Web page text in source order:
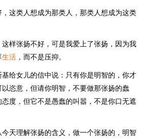
这类人想成为那类人，那类人想成为这类
样张扬不好，可是我爱上了张扬，因为我
生活 ，而不是压抑。
给女儿的信中说：只有你是明智的，你才
以恣意，但请你明智，不要做那张扬的蠢
度，但它不是愚蠢的叫嚣，不是你口无遮
天理解张扬的含义，做一个张扬的，明智